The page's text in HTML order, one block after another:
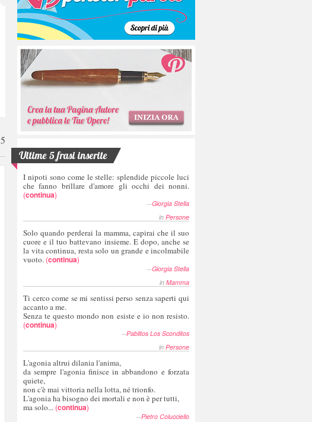
5
Ultime 5 frasi inserite
I nipoti sono come le stelle: splendide piccole luci
che fanno brillare d'amore gli occhi dei nonni.
(continua)
--Giorgia Stella
in Persone
Solo quando perderai la mamma, capirai che il suo
cuore e il tuo battevano insieme. E dopo, anche se
la vita continua, resta solo un grande e incolmabile
vuoto. (continua)
--Giorgia Stella
in Mamma
Ti cerco come se mi sentissi perso senza saperti qui
accanto a me.
Senza te questo mondo non esiste e io non resisto.
(continua)
--Pablitos Los Sconditos
in Persone
L'agonia altrui dilania l'anima,
da sempre l'agonia finisce in abbandono e forzata
quiete,
non c'è mai vittoria nella lotta, né trionfo.
L'agonia ha bisogno dei mortali e non è per tutti,
ma solo... (continua)
--Pietro Colucciello